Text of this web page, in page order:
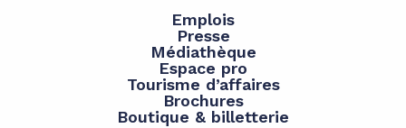
Emplois
Presse
Médiathèque
Espace pro
Tourisme d’affaires
Brochures
Boutique & billetterie